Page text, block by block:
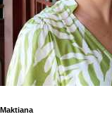
Maktiana